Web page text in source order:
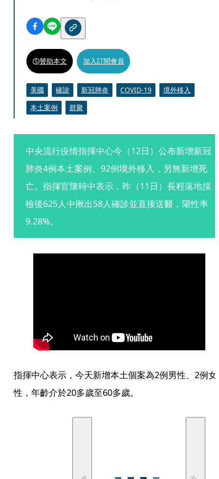
贊助本文 加入訂閱會員
美國 確診 新冠肺炎 COVID-19
境外移入
本土案例
群聚
中央流行疫情指揮中心今（12日）公布新增新冠
肺炎4例本土案例、92例境外移入，另無新增死
亡。指揮官陳時中表示，昨（11日）長程落地採
檢後625人中揪出58人確診並直接送醫，陽性率
9.28%。
指揮中心表示，今天新增本土個案為2例男性、2例女
性，年齡介於20多歲至60多歲。